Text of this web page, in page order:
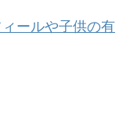
ールや子供の有